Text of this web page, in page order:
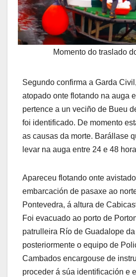
Momento do traslado
Segundo confirma a Garda
atopado onte flotando na auga
pertence a un veciño de Bueu
foi identificado. De momento
as causas da morte. Barállase
levar na auga entre 24 e 48
Apareceu flotando onte
embarcación de pasaxe ao
Pontevedra, á altura de
Foi evacuado ao porto de
patrulleira Río de Guadalope
posteriormente o equipo de
Cambados encargouse de
proceder á súa identificación e